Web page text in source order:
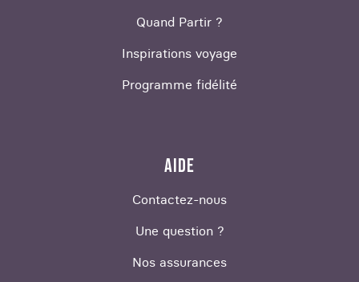
Quand Partir ?
Inspirations voyage
Programme fidélité
AIDE
Contactez-nous
Une question ?
Nos assurances